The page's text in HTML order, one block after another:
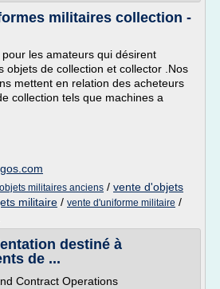
militaires collection -
les amateurs qui désirent
objets de collection et collector .Nos
mettent en relation des acheteurs
collection tels que machines a
militaires anciens / vente d'objets
militaire / vente d'uniforme militaire /
destiné à
de ...
Contract Operations